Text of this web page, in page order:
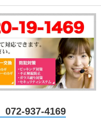
072-937-4169